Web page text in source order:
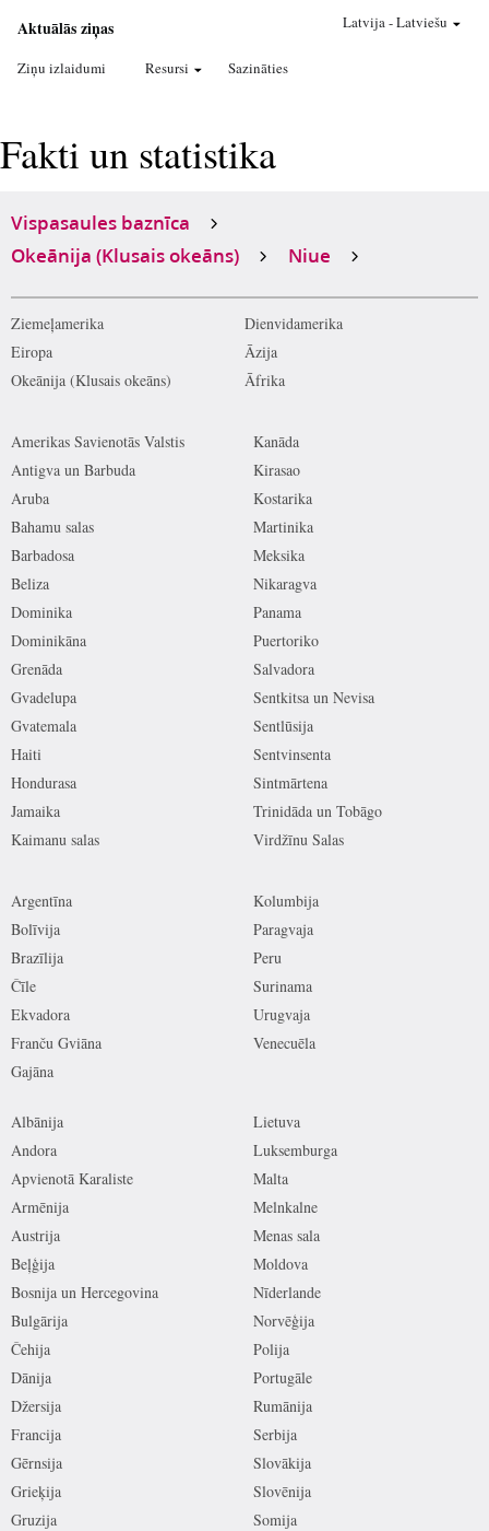
Aktuālās ziņas
Ziņu izlaidumi Resursi Sazināties
Latvija-Latviešu
Fakti un statistika
Vispasaules baznīca
Okeānija (Klusais okeāns)
Niue
Ziemeļamerika
Dienvidamerika
Eiropa
Āzija
Okeānija (Klusais okeāns)
Āfrika
Amerikas Savienotās Valstis
Antigva un Barbuda
Aruba
Bahamu salas
Barbadosa
Beliza
Dominika
Dominikāna
Grenāda
Gvadelupa
Gvatemala
Haiti
Hondurasa
Jamaika
Kaimanu salas
Kanāda
Kirasao
Kostarika
Martinika
Meksika
Nikaragva
Panama
Puertoriko
Salvadora
Sentkitsa un Nevisa
Sentlūsija
Sentvinsenta
Sintmārtena
Trinidāda un Tobāgo
Virdžīnu Salas
Argentīna
Bolīvija
Brazīlija
Čīle
Ekvadora
Franču Gviāna
Gajāna
Kolumbija
Paragvaja
Peru
Surinama
Urugvaja
Venecuēla
Albānija
Andora
Apvienotā Karaliste
Armēnija
Austrija
Beļģija
Bosnija un Hercegovina
Bulgārija
Čehija
Dānija
Džersija
Francija
Gērnsija
Grieķija
Gruzija
Lietuva
Luksemburga
Malta
Melnkalne
Menas sala
Moldova
Nīderlande
Norvēģija
Polija
Portugāle
Rumānija
Serbija
Slovākija
Slovēnija
Somija